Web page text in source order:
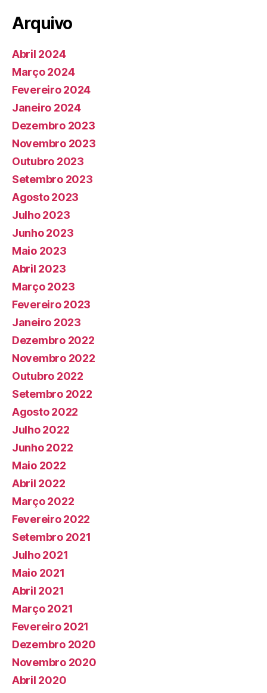
Arquivo
Abril 2024
Março 2024
Fevereiro 2024
Janeiro 2024
Dezembro 2023
Novembro 2023
Outubro 2023
Setembro 2023
Agosto 2023
Julho 2023
Junho 2023
Maio 2023
Abril 2023
Março 2023
Fevereiro 2023
Janeiro 2023
Dezembro 2022
Novembro 2022
Outubro 2022
Setembro 2022
Agosto 2022
Julho 2022
Junho 2022
Maio 2022
Abril 2022
Março 2022
Fevereiro 2022
Setembro 2021
Julho 2021
Maio 2021
Abril 2021
Março 2021
Fevereiro 2021
Dezembro 2020
Novembro 2020
Abril 2020